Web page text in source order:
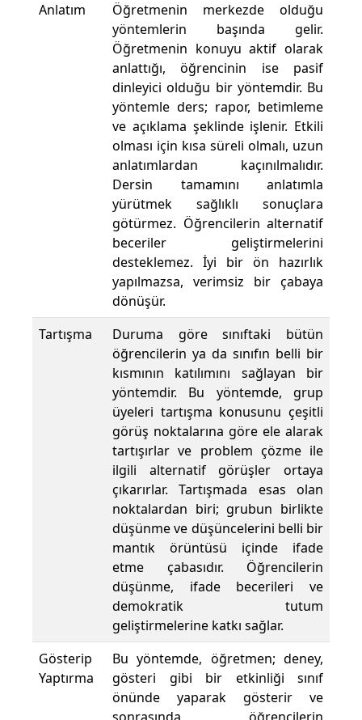
Anlatım
Öğretmenin merkezde olduğu
yöntemlerin başında gelir.
Öğretmenin konuyu aktif olarak
anlattığı, öğrencinin ise pasif
dinleyici olduğu bir yöntemdir. Bu
yöntemle ders; rapor, betimleme
ve açıklama şeklinde işlenir. Etkili
olması için kısa süreli olmalı, uzun
anlatımlardan kaçınılmalıdır.
Dersin tamamını anlatımla
yürütmek sağlıklı sonuçlara
götürmez. Öğrencilerin alternatif
beceriler geliştirmelerini
desteklemez. İyi bir ön hazırlık
yapılmazsa, verimsiz bir çabaya
dönüşür.
Tartışma
Duruma göre sınıftaki bütün
öğrencilerin ya da sınıfın belli bir
kısmının katılımını sağlayan bir
yöntemdir. Bu yöntemde, grup
üyeleri tartışma konusunu çeşitli
görüş noktalarına göre ele alarak
tartışırlar ve problem çözme ile
ilgili alternatif görüşler ortaya
çıkarırlar. Tartışmada esas olan
noktalardan biri; grubun birlikte
düşünme ve düşüncelerini belli bir
mantık örüntüsü içinde ifade
etme çabasıdır. Öğrencilerin
düşünme, ifade becerileri ve
demokratik tutum
geliştirmelerine katkı sağlar.
Gösterip
Yaptırma
Bu yöntemde, öğretmen; deney,
gösteri gibi bir etkinliği sınıf
önünde yaparak gösterir ve